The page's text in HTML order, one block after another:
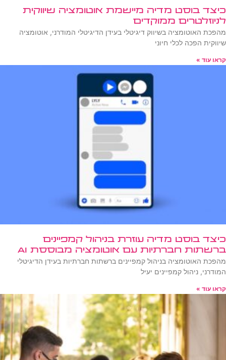
כיצד בוסט מדיה מיישמת אוטומציה שיווקית
לניוזלטרים ממוקדים
מהפכת האוטומציה בשיווק דיגיטלי בעידן הדיגיטלי המודרני, אוטומציה
שיווקית הפכה לכלי חיוני
קראו עוד »
כיצד בוסט מדיה עוזרת בניהול קמפיינים
ברשתות חברתיות עם אוטומציה מבוססת AI
מהפכת האוטומציה בניהול קמפיינים ברשתות חברתיות בעידן הדיגיטלי
המודרני, ניהול קמפיינים יעיל
קראו עוד »